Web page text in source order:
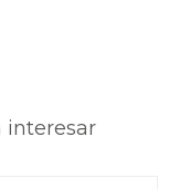
interesar